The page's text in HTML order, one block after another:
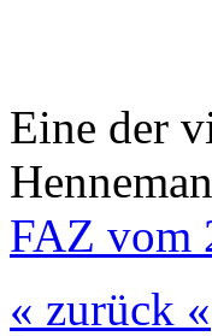
Eine der
FAZ vom
« zurück «